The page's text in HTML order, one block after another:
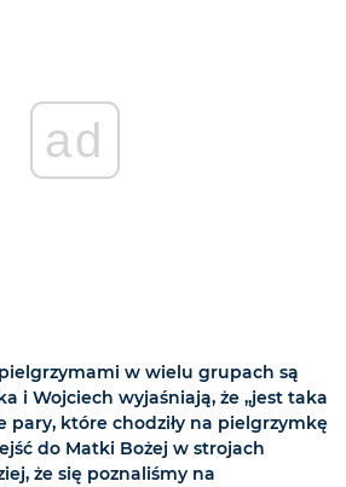
ad
w wielu grupach są
i Wojciech wyjaśniają, że „jest taka
pary, które chodziły na pielgrzymkę
do Matki Bożej w strojach
że się poznaliśmy na